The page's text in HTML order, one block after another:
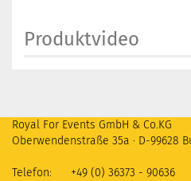
Produktvideo
Royal For Events GmbH & Co.KG
Oberwendenstraße 35a · D-99628
Telefon: +49 (0) 36373 - 90636